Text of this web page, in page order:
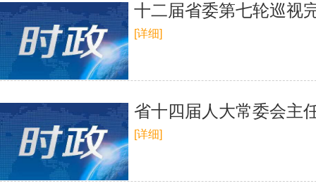
十二届省委第七轮巡视
[详细]
省十四届人大常委会主
[详细]